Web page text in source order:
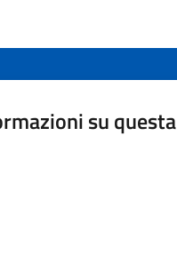
su questa